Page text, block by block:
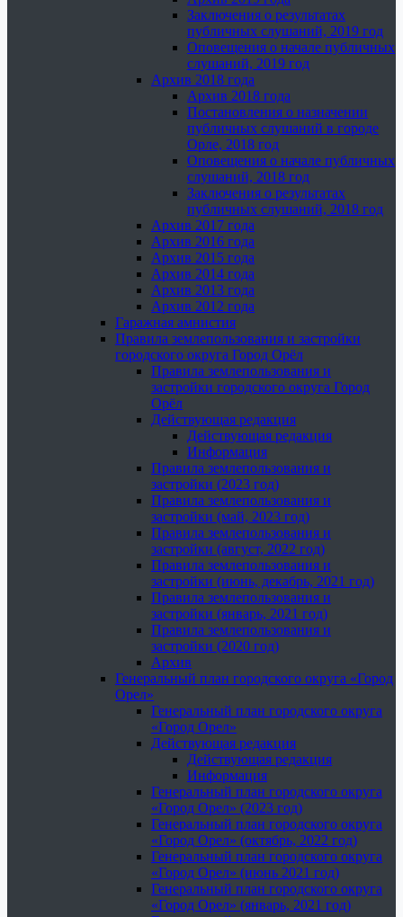
Заключения о результатах
публичных слушаний, 2019 год
Оповещения о начале публичных
слушаний, 2019 год
Архив 2018 года
Архив 2018 года
Постановления о назначении
публичных слушаний в городе
Орле, 2018 год
Оповещения о начале публичных
слушаний, 2018 год
Заключения о результатах
публичных слушаний, 2018 год
Архив 2017 года
Архив 2016 года
Архив 2015 года
Архив 2014 года
Архив 2013 года
Архив 2012 года
Гаражная амнистия
Правила землепользования и застройки
городского округа Город Орёл
Правила землепользования и
застройки городского округа Город
Орёл
Действующая редакция
Действующая редакция
Информация
Правила землепользования и
застройки (2023 год)
Правила землепользования и
застройки (май, 2023 год)
Правила землепользования и
застройки (август, 2022 год)
Правила землепользования и
застройки (июнь, декабрь, 2021 год)
Правила землепользования и
застройки (январь, 2021 год)
Правила землепользования и
застройки (2020 год)
Архив
Генеральный план городского округа «Город
Орел»
Генеральный план городского округа
«Город Орел»
Действующая редакция
Действующая редакция
Информация
Генеральный план городского округа
«Город Орел» (2023 год)
Генеральный план городского округа
«Город Орел» (октябрь, 2022 год)
Генеральный план городского округа
«Город Орел» (июнь 2021 год)
Генеральный план городского округа
«Город Орел» (январь, 2021 год)